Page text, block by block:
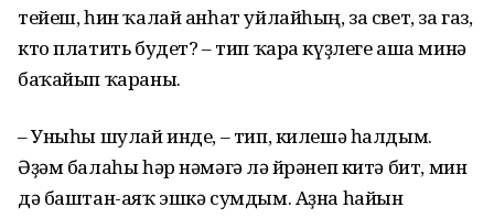
тейеш, һин ҡалай анһат уйлайһың, за свет, за газ,
кто платить будет? – тип ҡара күҙлеге аша минә
баҡайып ҡараны.
– Уныһы шулай инде, – тип, килешә һалдым.
Әҙәм балаһы һәр нәмәгә лә өйрәнеп китә бит, мин
дә баштан-аяҡ эшкә сумдым. Аҙна һайын